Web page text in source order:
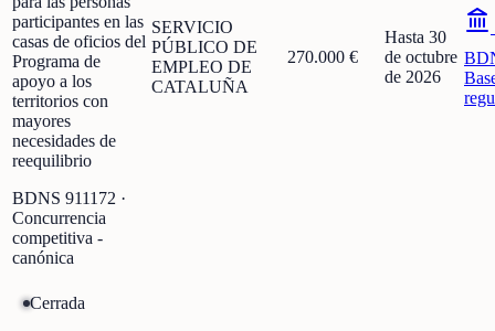
participantes en las
casas de oficios del
Programa de
apoyo a los
territorios con
mayores
necesidades de
reequilibrio
BDNS 911172 ·
Concurrencia
competitiva -
canónica
SERVICIO
PÚBLICO DE
EMPLEO DE
CATALUÑA
270.000 €
Hasta 30
de octubre
de 2026
Cerrada